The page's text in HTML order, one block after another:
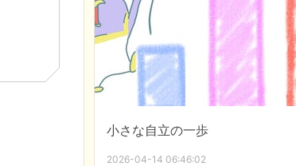
小さな自立の一歩
2026-04-14 06:46:02